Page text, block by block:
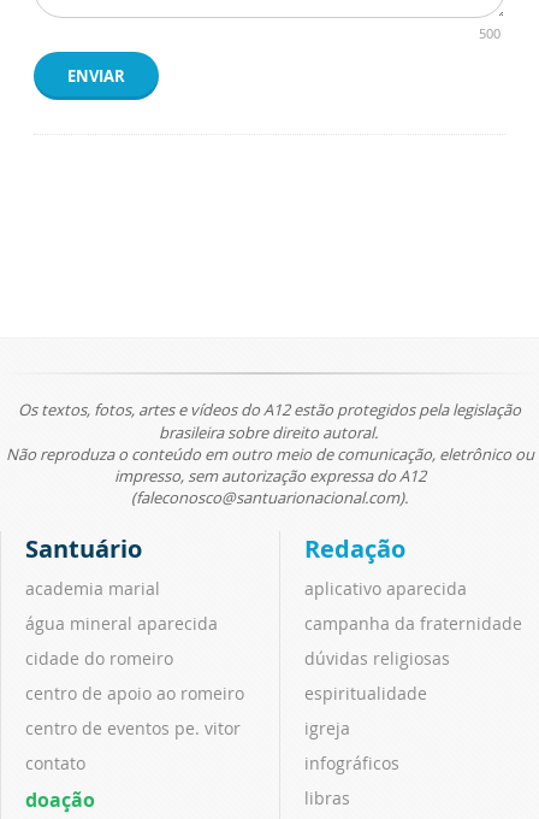
500
ENVIAR
Os textos, fotos, artes e vídeos do A12 estão protegidos pela legislação
brasileira sobre direito autoral.
Não reproduza o conteúdo em outro meio de comunicação, eletrônico ou
impresso, sem autorização expressa do A12
(faleconosco@santuarionacional.com).
Santuário
academia marial
água mineral aparecida
cidade do romeiro
centro de apoio ao romeiro
centro de eventos pe. vitor
contato
doação
Redação
aplicativo aparecida
campanha da fraternidade
dúvidas religiosas
espiritualidade
igreja
infográficos
libras